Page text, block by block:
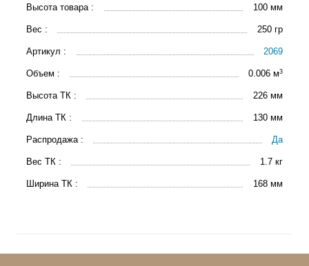
Высота товара : 100 мм
Вес : 250 гр
Артикул : 2069
Объем : 0.006 м3
Высота ТК : 226 мм
Длина ТК : 130 мм
Распродажа : Да
Вес ТК : 1.7 кг
Ширина ТК : 168 мм